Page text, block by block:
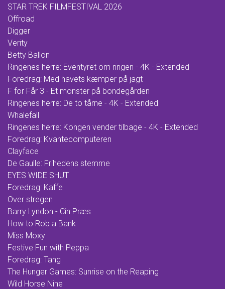
STAR TREK FILMFESTIVAL 2026
Offroad
Digger
Verity
Betty Ballon
Ringenes herre: Eventyret om ringen - 4K - Extended
Foredrag: Med havets kæmper på jagt
F for Får 3 - Et monster på bondegården
Ringenes herre: De to tårne - 4K - Extended
Whalefall
Ringenes herre: Kongen vender tilbage - 4K - Extended
Foredrag: Kvantecomputeren
Clayface
De Gaulle: Frihedens stemme
EYES WIDE SHUT
Foredrag: Kaffe
Over stregen
Barry Lyndon - Cin Præs
How to Rob a Bank
Miss Moxy
Festive Fun with Peppa
Foredrag: Tang
The Hunger Games: Sunrise on the Reaping
Wild Horse Nine